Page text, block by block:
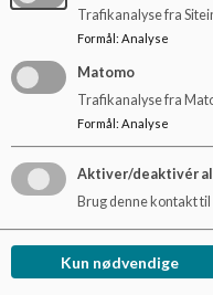
Trafikanalyse fra
Formål : Analyse
Matomo
Trafikanalyse fra
Formål : Analyse
Aktiver/deaktivér
Brug denne kontakt
Kun nødvendige